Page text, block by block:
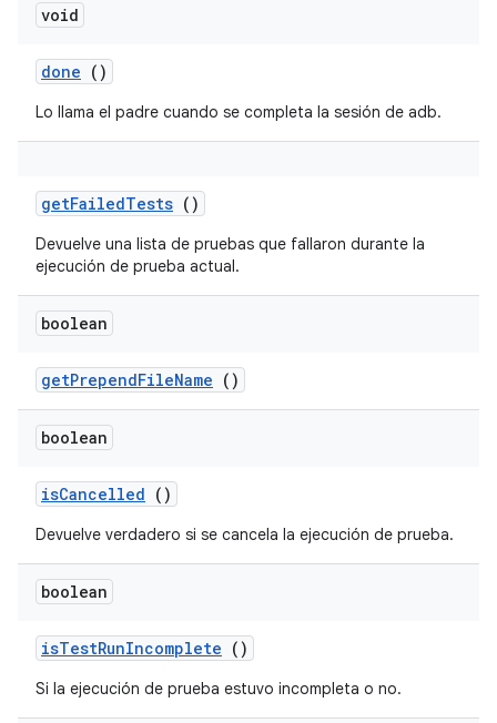
void
done ()
Lo llama el padre cuando se completa la sesión de adb.
getFailedTests ()
Devuelve una lista de pruebas que fallaron durante la
ejecución de prueba actual.
boolean
getPrependFileName ()
boolean
isCancelled ()
Devuelve verdadero si se cancela la ejecución de prueba.
boolean
isTestRunIncomplete ()
Si la ejecución de prueba estuvo incompleta o no.